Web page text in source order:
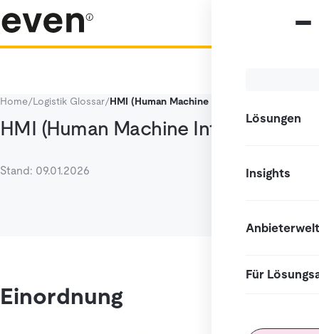
Lösungen
Insights
Anbieterwelt
Für
Home/Logistik Glossar/HMI (Human Machine Interface)
HMI (Human Machine Interface)
Stand: 09.01.2026
Einordnung